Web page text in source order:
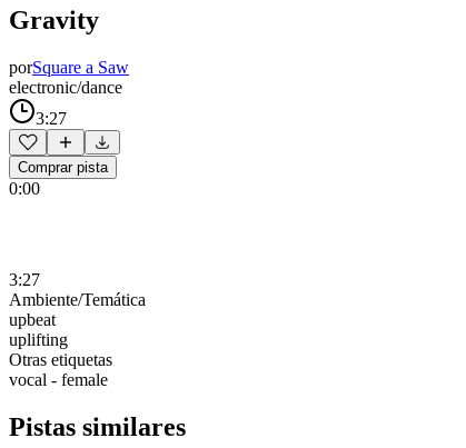
Gravity
porSquare a Saw
electronic/dance
3:27
Comprar pista
0:00
3:27
Ambiente/Temática
upbeat
uplifting
Otras etiquetas
vocal - female
Pistas similares